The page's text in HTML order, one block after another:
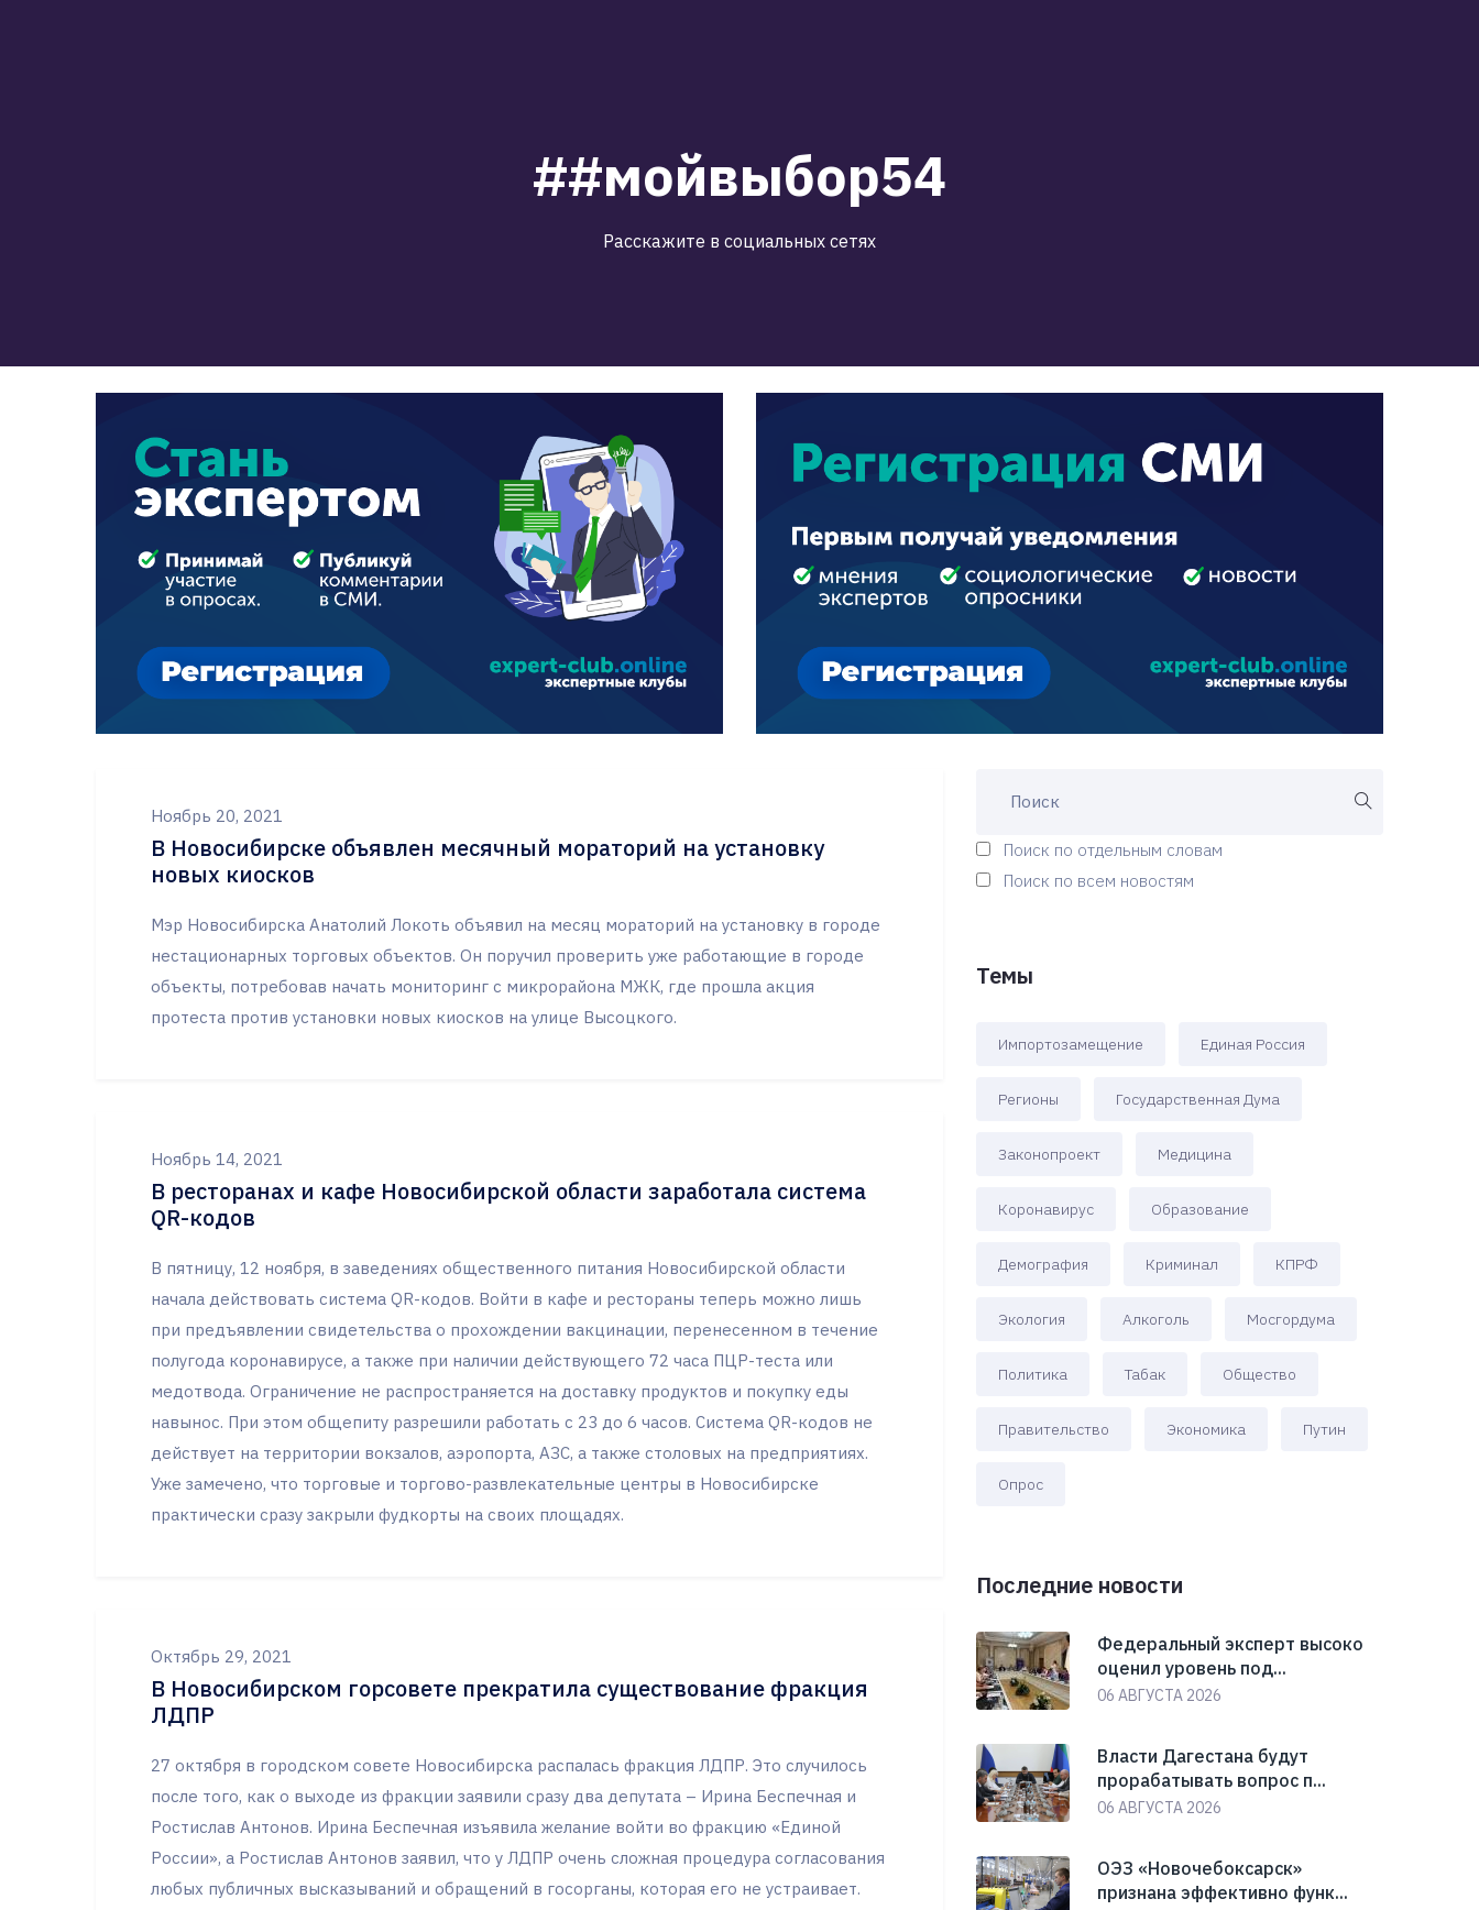
##мойвыбор54
Расскажите в социальных сетях
Ноябрь 20, 2021
В Новосибирске объявлен месячный мораторий на установку
новых киосков
Мэр Новосибирска Анатолий Локоть объявил на месяц мораторий на установку в городе
нестационарных торговых объектов. Он поручил проверить уже работающие в городе
объекты, потребовав начать мониторинг с микрорайона МЖК, где прошла акция
протеста против установки новых киосков на улице Высоцкого.
Ноябрь 14, 2021
В ресторанах и кафе Новосибирской области заработала система
QR-кодов
В пятницу, 12 ноября, в заведениях общественного питания Новосибирской области
начала действовать система QR-кодов. Войти в кафе и рестораны теперь можно лишь
при предъявлении свидетельства о прохождении вакцинации, перенесенном в течение
полугода коронавирусе, а также при наличии действующего 72 часа ПЦР-теста или
медотвода. Ограничение не распространяется на доставку продуктов и покупку еды
навынос. При этом общепиту разрешили работать с 23 до 6 часов. Система QR-кодов не
действует на территории вокзалов, аэропорта, АЗС, а также столовых на предприятиях.
Уже замечено, что торговые и торгово-развлекательные центры в Новосибирске
практически сразу закрыли фудкорты на своих площадях.
Октябрь 29, 2021
В Новосибирском горсовете прекратила существование фракция
ЛДПР
27 октября в городском совете Новосибирска распалась фракция ЛДПР. Это случилось
после того, как о выходе из фракции заявили сразу два депутата – Ирина Беспечная и
Ростислав Антонов. Ирина Беспечная изъявила желание войти во фракцию «Единой
России», а Ростислав Антонов заявил, что у ЛДПР очень сложная процедура согласования
любых публичных высказываний и обращений в госорганы, которая его не устраивает.
Поиск по отдельным словам
Поиск по всем новостям
Темы
Импортозамещение Единая Россия
Регионы Государственная Дума
Законопроект Медицина
Коронавирус Образование
Демография Криминал КПРФ
Экология Алкоголь Мосгордума
Политика Табак Общество
Правительство Экономика Путин
Опрос
Последние новости
Федеральный эксперт высоко
оценил уровень под...
06 АВГУСТА 2026
Власти Дагестана будут
прорабатывать вопрос п...
06 АВГУСТА 2026
ОЭЗ «Новочебоксарск»
признана эффективно функ...